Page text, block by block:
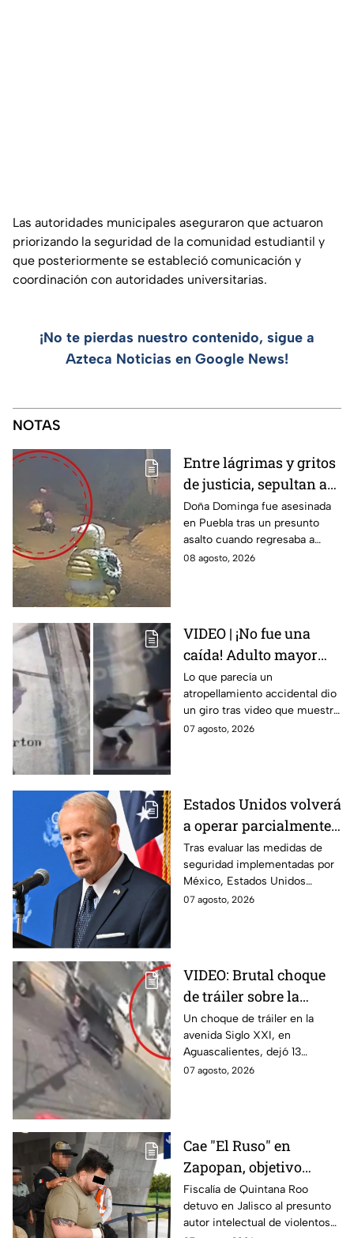
Las autoridades municipales aseguraron que actuaron
priorizando la seguridad de la comunidad estudiantil y
que posteriormente se estableció comunicación y
coordinación con autoridades universitarias.
¡No te pierdas nuestro contenido, sigue a
Azteca Noticias en Google News!
NOTAS
Entre lágrimas y gritos
de justicia, sepultan a
doña Dominga, la
abuelita asesinada tras
asalto en Amozoc,
Puebla
Doña Dominga fue asesinada
en Puebla tras un presunto
asalto cuando regresaba a
casa; familiares y amigos la
08 agosto, 2026
VIDEO | ¡No fue una
caída! Adulto mayor
muere atropellado por
tráiler; joven lo empujó
en Monterrey
Lo que parecía un
atropellamiento accidental dio
un giro tras video que muestra
cómo un joven empujó a
07 agosto, 2026
Estados Unidos volverá
a operar parcialmente
en Michoacán tras
suspensión por
motivos de seguridad
Tras evaluar las medidas de
seguridad implementadas por
México, Estados Unidos
reanudará parcialmente sus
07 agosto, 2026
VIDEO: Brutal choque
de tráiler sobre la
avenida Siglo XXI en
Aguascalientes deja
varios heridos y
destrozos
Un choque de tráiler en la
avenida Siglo XXI, en
Aguascalientes, dejó 13
heridos y varios vehículos
07 agosto, 2026
Cae "El Ruso" en
Zapopan, objetivo
prioritario en Playa del
Carmen
Fiscalía de Quintana Roo
detuvo en Jalisco al presunto
autor intelectual de violentos